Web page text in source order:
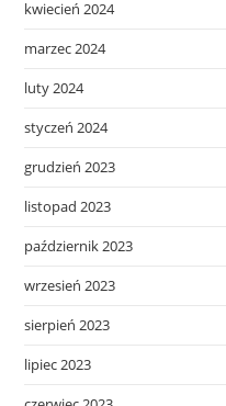
kwiecień 2024
marzec 2024
luty 2024
styczeń 2024
grudzień 2023
listopad 2023
październik 2023
wrzesień 2023
sierpień 2023
lipiec 2023